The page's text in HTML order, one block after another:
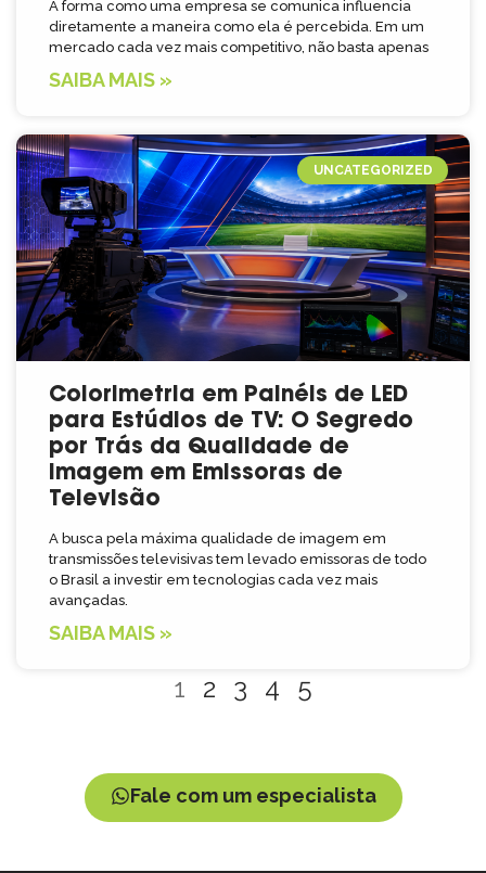
A forma como uma empresa se comunica influencia
diretamente a maneira como ela é percebida. Em um
mercado cada vez mais competitivo, não basta apenas
SAIBA MAIS »
UNCATEGORIZED
Colorimetria em Painéis de LED
para Estúdios de TV: O Segredo
por Trás da Qualidade de
Imagem em Emissoras de
Televisão
A busca pela máxima qualidade de imagem em
transmissões televisivas tem levado emissoras de todo
o Brasil a investir em tecnologias cada vez mais
avançadas.
SAIBA MAIS »
1 2 3 4 5
Fale com um especialista